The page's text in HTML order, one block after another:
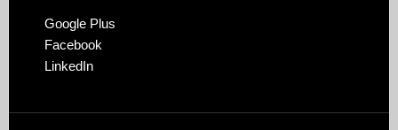
Google Plus
Facebook
LinkedIn